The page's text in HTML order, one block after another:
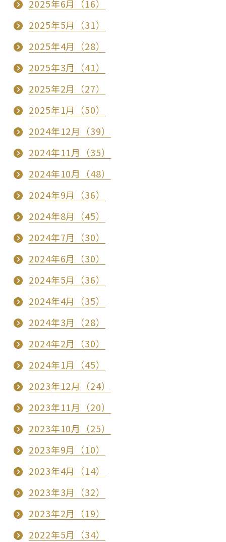
2025年6月（16）
2025年5月（31）
2025年4月（28）
2025年3月（41）
2025年2月（27）
2025年1月（50）
2024年12月（39）
2024年11月（35）
2024年10月（48）
2024年9月（36）
2024年8月（45）
2024年7月（30）
2024年6月（30）
2024年5月（36）
2024年4月（35）
2024年3月（28）
2024年2月（30）
2024年1月（45）
2023年12月（24）
2023年11月（20）
2023年10月（25）
2023年9月（10）
2023年4月（14）
2023年3月（32）
2023年2月（19）
2022年5月（34）